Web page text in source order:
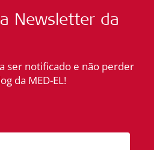
Newsletter da
ser notificado e não perder
da MED-EL!